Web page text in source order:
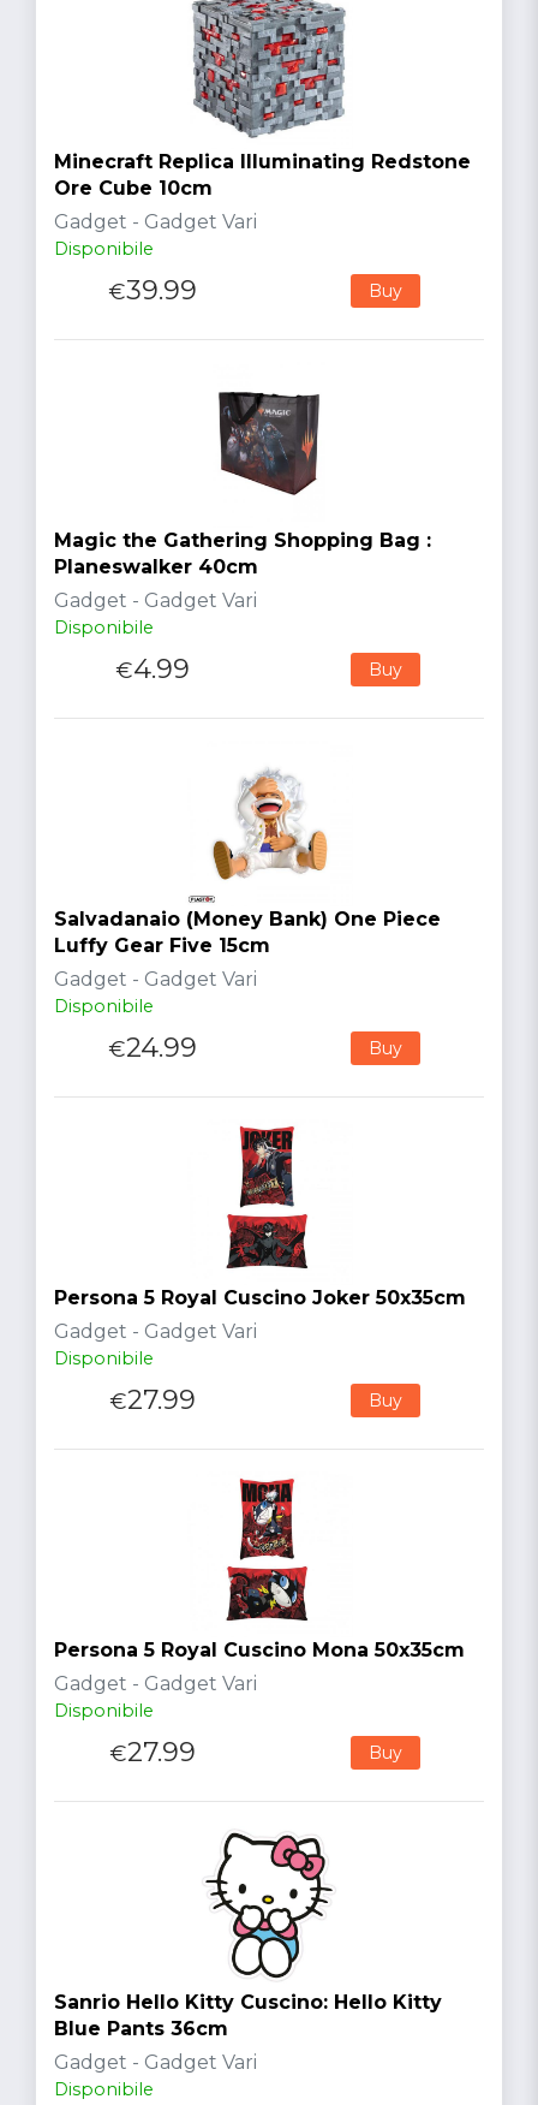
Minecraft Replica Illuminating Redstone
Ore Cube 10cm
Gadget - Gadget Vari
Disponibile
€39.99 Buy
Magic the Gathering Shopping Bag :
Planeswalker 40cm
Gadget - Gadget Vari
Disponibile
€4.99 Buy
Salvadanaio (Money Bank) One Piece
Luffy Gear Five 15cm
Gadget - Gadget Vari
Disponibile
€24.99 Buy
Persona 5 Royal Cuscino Joker 50x35cm
Gadget - Gadget Vari
Disponibile
€27.99 Buy
Persona 5 Royal Cuscino Mona 50x35cm
Gadget - Gadget Vari
Disponibile
€27.99 Buy
Sanrio Hello Kitty Cuscino: Hello Kitty
Blue Pants 36cm
Gadget - Gadget Vari
Disponibile